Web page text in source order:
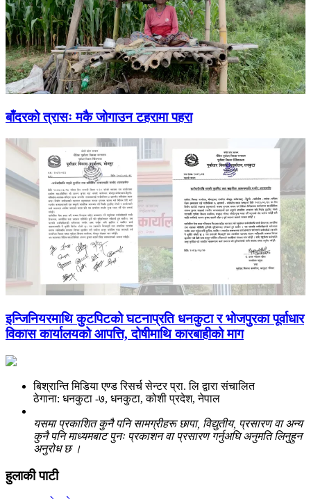
बाँदरको त्रासः मकै जोगाउन टहरामा पहरा
इन्जिनियरमाथि कुटपिटको घटनाप्रति धनकुटा र भोजपुरका पूर्वाधार
विकास कार्यालयको आपत्ति, दोषीमाथि कारबाहीको माग
बिश्रान्ति मिडिया एण्ड रिसर्च सेन्टर प्रा. लि द्वारा संचालित
ठेगाना: धनकुटा -७, धनकुटा, कोशी प्रदेश, नेपाल
यसमा प्रकाशित कुनै पनि सामग्रीहरू छापा, विद्युतीय, प्रसारण वा अन्य
कुनै पनि माध्यमबाट पुनः प्रकाशन वा प्रसारण गर्नुअघि अनुमति लिनुहुन
अनुरोध छ ।
हुलाकी पाटी